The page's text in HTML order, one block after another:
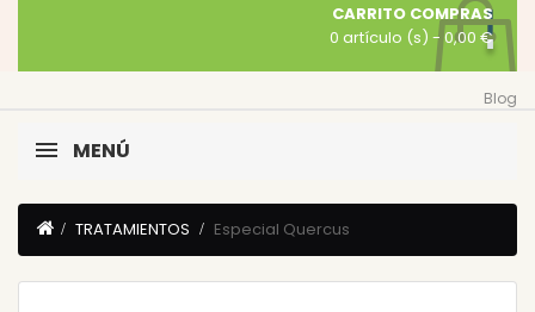
CARRITO COMPRAS
0 artículo (s) - 0,00 €
Blog
MENÚ
TRATAMIENTOS Especial Quercus